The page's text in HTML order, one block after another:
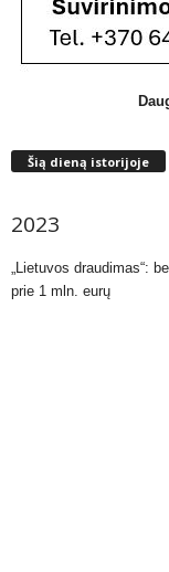
Šią dieną istorijoje
2023
„Lietuvos draudimas“:
prie 1 mln. eurų